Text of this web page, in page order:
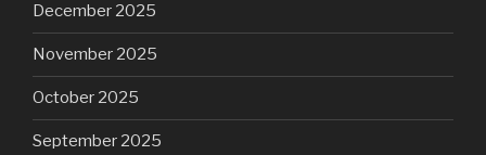
December 2025
November 2025
October 2025
September 2025